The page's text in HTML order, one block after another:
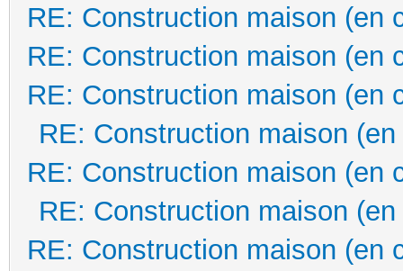
RE: Construction maison (en
RE: Construction maison (en
RE: Construction maison (en
RE: Construction maison
RE: Construction maison (en
RE: Construction maison
RE: Construction maison (en